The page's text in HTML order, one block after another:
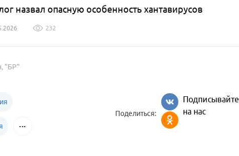
назвал опасную особенность хантавирусов
232
"БР"
Поделиться:
на нас